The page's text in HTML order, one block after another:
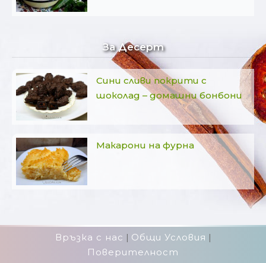
За Десерт
Сини сливи покрити с
шоколад – домашни бонбони
Макарони на фурна
Връзка с нас | Общи Условия |
Поверителност